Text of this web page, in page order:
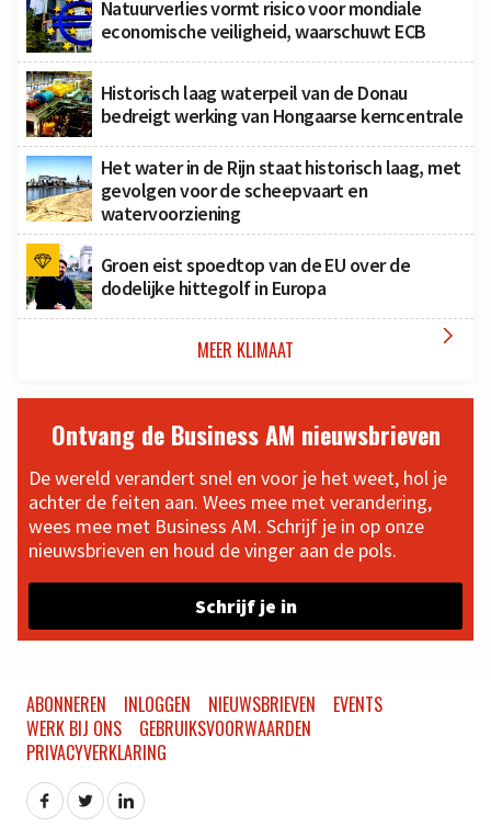
Natuurverlies vormt risico voor mondiale
economische veiligheid, waarschuwt ECB
Historisch laag waterpeil van de Donau
bedreigt werking van Hongaarse kerncentrale
Het water in de Rijn staat historisch laag, met
gevolgen voor de scheepvaart en
watervoorziening
Groen eist spoedtop van de EU over de
dodelijke hittegolf in Europa
MEER KLIMAAT 
Ontvang de Business AM nieuwsbrieven
De wereld verandert snel en voor je het weet, hol je
achter de feiten aan. Wees mee met verandering,
wees mee met Business AM. Schrijf je in op onze
nieuwsbrieven en houd de vinger aan de pols.
Schrijf je in
ABONNEREN INLOGGEN NIEUWSBRIEVEN
EVENTS
WERK BIJ ONS
GEBRUIKSVOORWAARDEN
PRIVACYVERKLARING